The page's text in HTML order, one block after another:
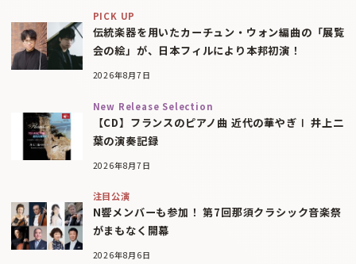
PICK UP
伝統楽器を用いたカーチュン・ウォン編曲の「展覧
会の絵」が、日本フィルにより本邦初演！
2026年8月7日
New Release Selection
【CD】フランスのピアノ曲 近代の華やぎⅠ 井上二
葉の演奏記録
2026年8月7日
注目公演
N響メンバーも参加！ 第7回那須クラシック音楽祭
がまもなく開幕
2026年8月6日